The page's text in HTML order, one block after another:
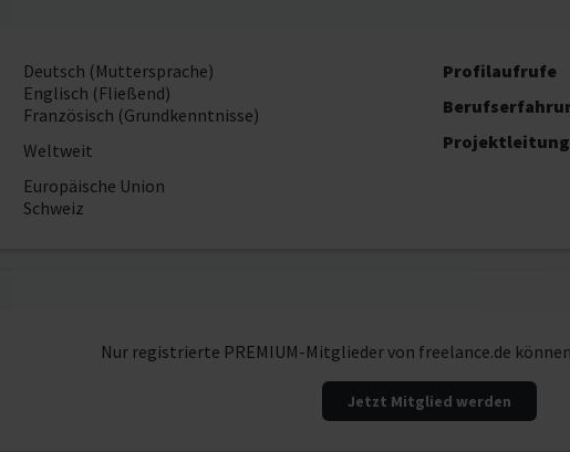
Deutsch (Muttersprache)
Englisch (Fließend)
Französisch (Grundkenntnisse)
Weltweit
Europäische Union
Schweiz
Profilaufrufe
Projektleitung
Nur registrierte PREMIUM-Mitglieder von freelance.de
Jetzt Mitglied werden